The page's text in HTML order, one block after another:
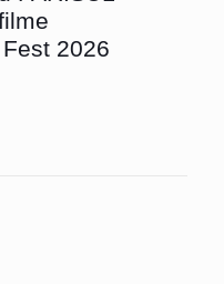
2026